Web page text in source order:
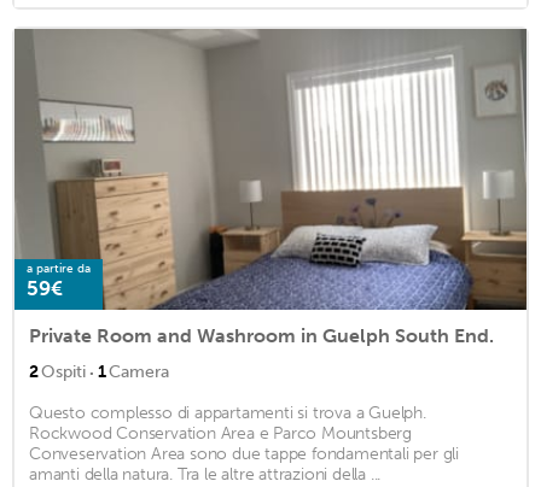
a partire da
59€
Private Room and Washroom in Guelph South End.
2Ospiti · 1Camera
Questo complesso di appartamenti si trova a Guelph.
Rockwood Conservation Area e Parco Mountsberg
Conveservation Area sono due tappe fondamentali per gli
amanti della natura. Tra le altre attrazioni della ...